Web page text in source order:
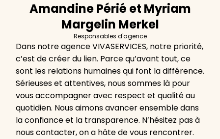
Amandine Périé et Myriam
Margelin Merkel
Responsables d'agence
Dans notre agence VIVASERVICES, notre priorité,
c’est de créer du lien. Parce qu’avant tout, ce
sont les relations humaines qui font la différence.
Sérieuses et attentives, nous sommes là pour
vous accompagner avec respect et qualité au
quotidien. Nous aimons avancer ensemble dans
la confiance et la transparence. N’hésitez pas à
nous contacter, on a hâte de vous rencontrer.